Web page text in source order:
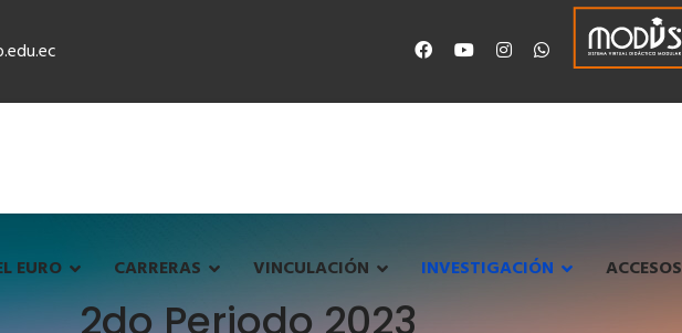
EURO CARRERAS VINCULACIÓN INVESTIGACIÓN ACCESOS
2do Periodo 2023